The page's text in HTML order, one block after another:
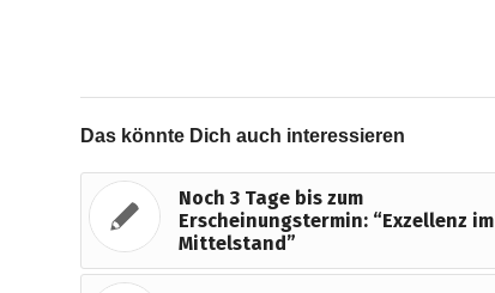
Das könnte Dich auch interessieren
Noch 3 Tage bis zum
Erscheinungstermin: “Exzellenz im
Mittelstand”